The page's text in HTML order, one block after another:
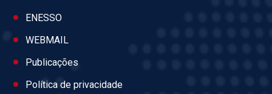
ENESSO
WEBMAIL
Publicações
Política de privacidade